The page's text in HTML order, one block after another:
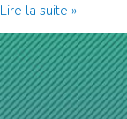
Sine
Non
Squad
Paris
fêtes
les
Lire la suite »